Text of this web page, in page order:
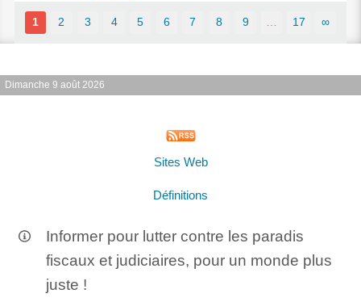
1 2 3 4 5 6 7 8 9 17 ∞
Dimanche 9 août 2026
Sites Web
Définitions
Informer pour lutter contre les paradis
fiscaux et judiciaires, pour un monde plus
juste !